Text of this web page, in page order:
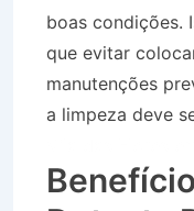
boas condições.
que evitar
manutenções
a limpeza deve